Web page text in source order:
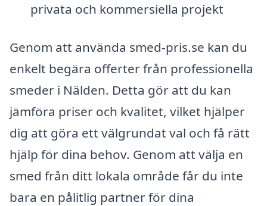
privata och kommersiella projekt
Genom att använda smed-pris.se kan du
enkelt begära offerter från professionella
smeder i Nälden. Detta gör att du kan
jämföra priser och kvalitet, vilket hjälper
dig att göra ett välgrundat val och få rätt
hjälp för dina behov. Genom att välja en
smed från ditt lokala område får du inte
bara en pålitlig partner för dina